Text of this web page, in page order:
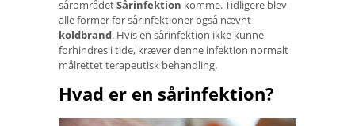
sårområdetSårinfektion komme. Tidligere blev
alle former for sårinfektioner også nævnt
koldbrand. Hvis en sårinfektion ikke kunne
forhindres i tide, kræver denne infektion normalt
målrettet terapeutisk behandling.
Hvad er en sårinfektion?